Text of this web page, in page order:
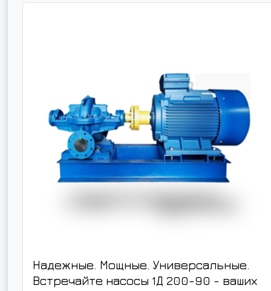
Надежные. Мощные. Универсальные.
Встречайте насосы 1Д 200-90 - ваших